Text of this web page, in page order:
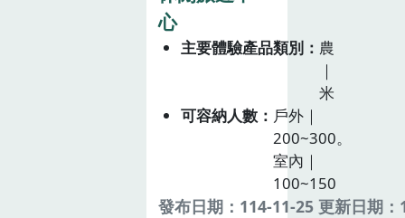
心
主要體驗產品類別
農
｜
米
可容納人數
戶外｜
200~300。
室內｜
100~150
發布日期：114-11-25 更新日期